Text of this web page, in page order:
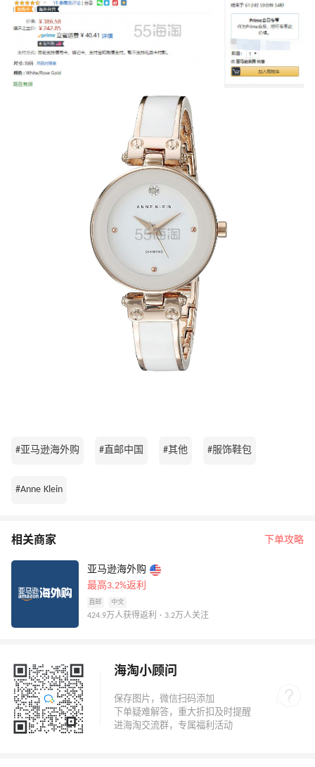
#亚马逊海外购 #直邮中国 #其他 #服饰鞋包
#Anne Klein
相关商家 下单攻略
亚马逊海外购
最高3.2%返利
直邮 中文
424.9万人获得返利 · 3.2万人关注
海淘小顾问